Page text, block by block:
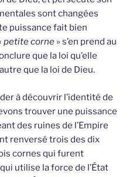
sont changées
puissance fait bien
petite corne » s’en prend au
que la loi qu’elle
que la loi de Dieu.
à découvrir l’identité de
trouver une puissance
des ruines de l’Empire
renversé trois des dix
cornes qui furent
utilise la force de l’État